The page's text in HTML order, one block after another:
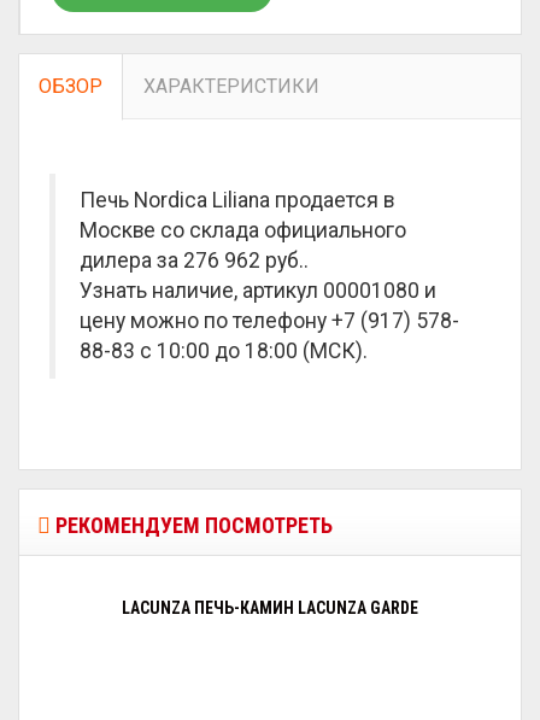
ОБЗОР ХАРАКТЕРИСТИКИ
Печь Nordica Liliana продается в
Москве со склада официального
дилера за 276 962 руб..
Узнать наличие, артикул 00001080 и
цену можно по телефону +7 (917) 578-
88-83 с 10:00 до 18:00 (МСК).
РЕКОМЕНДУЕМ ПОСМОТРЕТЬ
LACUNZA ПЕЧЬ-КАМИН LACUNZA GARDE